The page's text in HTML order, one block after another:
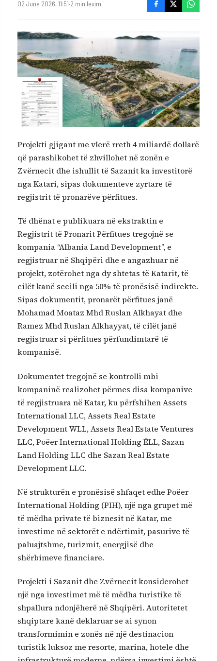
02 June 2026, 11:51·2 min lexim
Projekti gjigant me vlerë rreth 4 miliardë dollarë
që parashikohet të zhvillohet në zonën e
Zvërnecit dhe ishullit të Sazanit ka investitorë
nga Katari, sipas dokumenteve zyrtare të
regjistrit të pronarëve përfitues.
Të dhënat e publikuara në ekstraktin e
Regjistrit të Pronarit Përfitues tregojnë se
kompania “Albania Land Development”, e
regjistruar në Shqipëri dhe e angazhuar në
projekt, zotërohet nga dy shtetas të Katarit, të
cilët kanë secili nga 50% të pronësisë indirekte.
Sipas dokumentit, pronarët përfitues janë
Mohamad Moataz Mhd Ruslan Alkhayat dhe
Ramez Mhd Ruslan Alkhayyat, të cilët janë
regjistruar si përfitues përfundimtarë të
kompanisë.
Dokumentet tregojnë se kontrolli mbi
kompaninë realizohet përmes disa kompanive
të regjistruara në Katar, ku përfshihen Assets
International LLC, Assets Real Estate
Development WLL, Assets Real Estate Ventures
LLC, Poëer International Holding ËLL, Sazan
Land Holding LLC dhe Sazan Real Estate
Development LLC.
Në strukturën e pronësisë shfaqet edhe Poëer
International Holding (PIH), një nga grupet më
të mëdha private të biznesit në Katar, me
investime në sektorët e ndërtimit, pasurive të
paluajtshme, turizmit, energjisë dhe
shërbimeve financiare.
Projekti i Sazanit dhe Zvërnecit konsiderohet
një nga investimet më të mëdha turistike të
shpallura ndonjëherë në Shqipëri. Autoritetet
shqiptare kanë deklaruar se ai synon
transformimin e zonës në një destinacion
turistik luksoz me resorte, marina, hotele dhe